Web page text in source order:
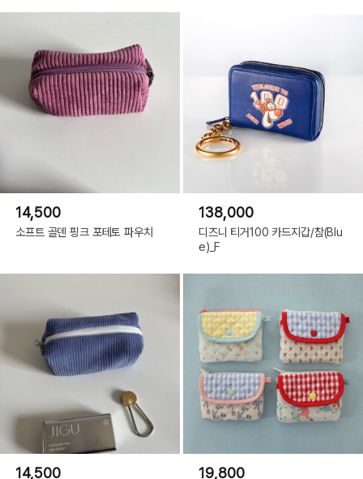
14,500
소프트 골덴 핑크 포테토 파우치
138,000
디즈니 티거100 카드지갑/참(Blu
e)_F
14,500 19,800